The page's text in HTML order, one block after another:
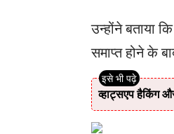
उन्होंने बताया
समाप्त होने के
व्हाट्सएप हैकिंग